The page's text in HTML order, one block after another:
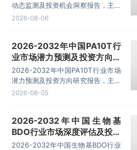
动态监测及投资机会洞察报告，主要
包括行业产业链分析、重点企业发展
2026-08-06
2026-2032年中国PA10T行
业市场潜力预测及投资方向研
究报告
2026-2032年中国PA10T行业市场
潜力预测及投资方向研究报告，主要
包括重点企业及竞争格局，投资建
2026-08-05
2026-2032年中国生物基
BDO行业市场深度评估及投资
战略规划报告
2026-2032年中国生物基BDO行业